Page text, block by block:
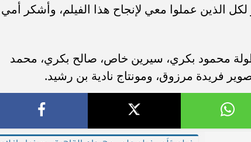
الذين عملوا معي لإنجاح هذا الفيلم، وأشكر أمي
محمود بكري، سيرين خاص، صالح بكري، محمد
فريدة مرزوق، ومونتاج نادية بن رشيد.